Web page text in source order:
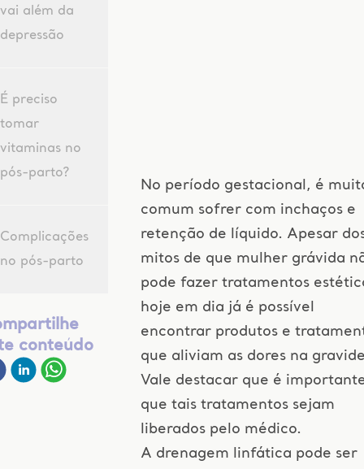
vai além da
depressão
É preciso
tomar
vitaminas no
pós-parto?
Complicações
no pós-parto
conteúdo
No período gestacional, é
comum sofrer com inchaços e
retenção de líquido. Apesar
mitos de que mulher grávida
pode fazer tratamentos
hoje em dia já é possível
encontrar produtos e
que aliviam as dores na
Vale destacar que é
que tais tratamentos sejam
liberados pelo médico.
A drenagem linfática pode ser